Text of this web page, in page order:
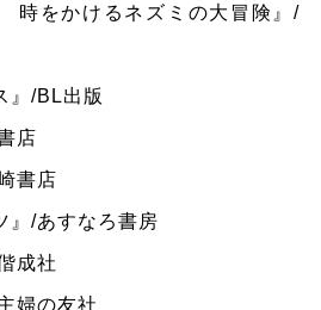
時をかけるネズミの大冒険』/
』/BL出版
店
書店
』/あすなろ書房
成社
婦の友社